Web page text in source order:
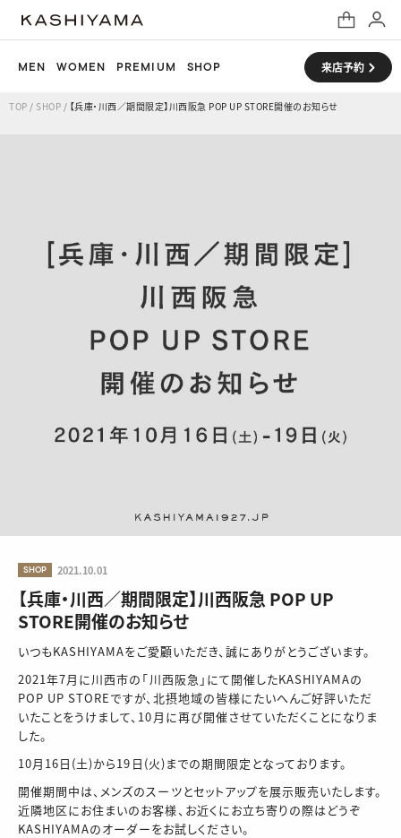
MEN WOMEN PREMIUM SHOP 来店予約
TOP / SHOP / 【兵庫・川西／期間限定】川西阪急 POP UP STORE開催のお知らせ
SHOP 2021.10.01
【兵庫・川西／期間限定】川西阪急 POP UP
STORE開催のお知らせ
いつもKASHIYAMAをご愛顧いただき、誠にありがとうございます。
2021年7月に川西市の「川西阪急」にて開催したKASHIYAMAの
POP UP STOREですが、北摂地域の皆様にたいへんご好評いただ
いたことをうけまして、10月に再び開催させていただくことになりま
した。
10月16日(土)から19日(火)までの期間限定となっております。
開催期間中は、メンズのスーツとセットアップを展示販売いたします。
近隣地区にお住まいのお客様、お近くにお立ち寄りの際はどうぞ
KASHIYAMAのオーダーをお試しください。